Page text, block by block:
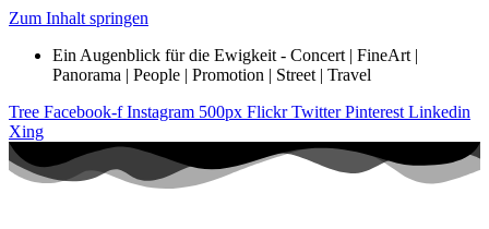
Zum Inhalt springen
Ein Augenblick für die Ewigkeit - Concert | FineArt |
Panorama | People | Promotion | Street | Travel
Tree Facebook-f Instagram 500px Flickr Twitter Pinterest Linkedin
Xing